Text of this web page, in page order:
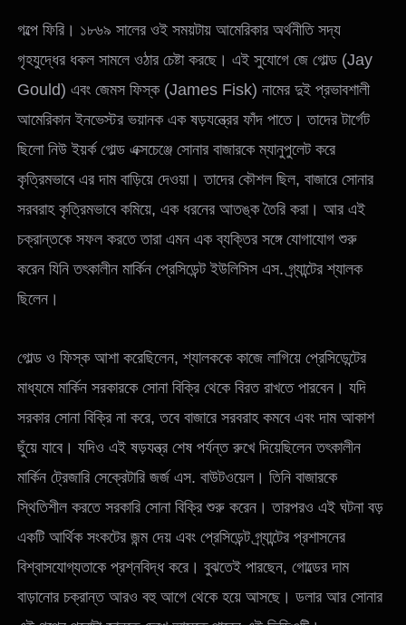
গল্পে ফিরি। ১৮৬৯ সালের ওই সময়টায় আমেরিকার অর্থনীতি সদ্য
গৃহযুদ্ধের ধকল সামলে ওঠার চেষ্টা করছে। এই সুযোগে জে গোল্ড (Jay
Gould) এবং জেমস ফিস্ক (James Fisk) নামের দুই প্রভাবশালী
আমেরিকান ইনভেস্টর ভয়ানক এক ষড়যন্ত্রের ফাঁদ পাতে। তাদের টার্গেট
ছিলো নিউ ইয়র্ক গোল্ড এক্সচেঞ্জে সোনার বাজারকে ম্যানুপুলেট করে
কৃত্রিমভাবে এর দাম বাড়িয়ে দেওয়া। তাদের কৌশল ছিল, বাজারে সোনার
সরবরাহ কৃত্রিমভাবে কমিয়ে, এক ধরনের আতঙ্ক তৈরি করা। আর এই
চক্রান্তকে সফল করতে তারা এমন এক ব্যক্তির সঙ্গে যোগাযোগ শুরু
করেন যিনি তৎকালীন মার্কিন প্রেসিডেন্ট ইউলিসিস এস. গ্র্যান্টের শ্যালক
ছিলেন।
গোল্ড ও ফিস্ক আশা করেছিলেন, শ্যালককে কাজে লাগিয়ে প্রেসিডেন্টের
মাধ্যমে মার্কিন সরকারকে সোনা বিক্রি থেকে বিরত রাখতে পারবেন। যদি
সরকার সোনা বিক্রি না করে, তবে বাজারে সরবরাহ কমবে এবং দাম আকাশ
ছুঁয়ে যাবে। যদিও এই ষড়যন্ত্র শেষ পর্যন্ত রুখে দিয়েছিলেন তৎকালীন
মার্কিন ট্রেজারি সেক্রেটারি জর্জ এস. বাউটওয়েল। তিনি বাজারকে
স্থিতিশীল করতে সরকারি সোনা বিক্রি শুরু করেন। তারপরও এই ঘটনা বড়
একটি আর্থিক সংকটের জন্ম দেয় এবং প্রেসিডেন্ট গ্র্যান্টের প্রশাসনের
বিশ্বাসযোগ্যতাকে প্রশ্নবিদ্ধ করে। বুঝতেই পারছেন, গোল্ডের দাম
বাড়ানোর চক্রান্ত আরও বহু আগে থেকে হয়ে আসছে। ডলার আর সোনার